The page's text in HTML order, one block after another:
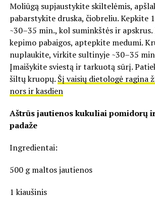
Moliūgą supjaustykite skiltelėmis,
pabarstykite druska, čiobreliu. Kepkite
~30–35 min., kol suminkštės ir
kepimo pabaigos, aptepkite medumi.
nuplaukite, virkite sultinyje ~30–35
Įmaišykite sviestą ir tarkuotą sūrį.
šiltų kruopų. Šį vaisių dietologė ragina
nors ir kasdien
Aštrūs jautienos kukuliai pomidorų
padaže
Ingredientai:
500 g maltos jautienos
1 kiaušinis